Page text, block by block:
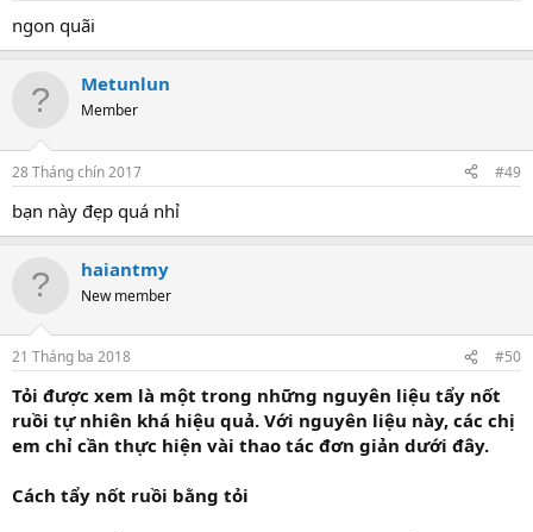
ngon quãi
Metunlun
Member
28 Tháng chín 2017 #49
bạn này đẹp quá nhỉ
haiantmy
New member
21 Tháng ba 2018 #50
Tỏi được xem là một trong những nguyên liệu tẩy nốt
ruồi tự nhiên khá hiệu quả. Với nguyên liệu này, các chị
em chỉ cần thực hiện vài thao tác đơn giản dưới đây.
Cách tẩy nốt ruồi bằng tỏi